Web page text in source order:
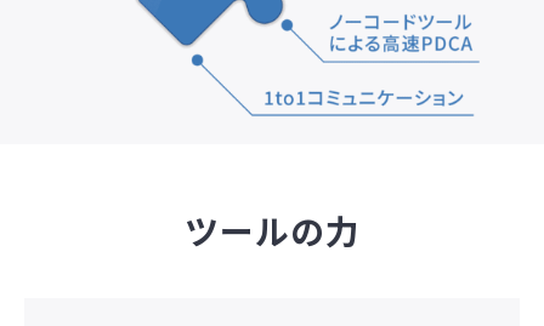
ツールの力